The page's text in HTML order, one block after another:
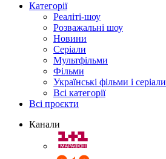
Категорії
Реаліті-шоу
Розважальні шоу
Новини
Серіали
Мультфільми
Фільми
Українські фільми і серіали
Всі категорії
Всі проєкти
Канали